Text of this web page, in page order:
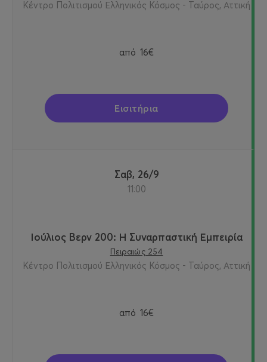
Κέντρο Πολιτισμού Ελληνικός Κόσμος - Ταύρος, Αττική
από 16€
Εισιτήρια
Σαβ, 26/9
11:00
Ιούλιος Βερν 200: Η Συναρπαστική Εμπειρία
Πειραιώς 254
Κέντρο Πολιτισμού Ελληνικός Κόσμος - Ταύρος, Αττική
από 16€